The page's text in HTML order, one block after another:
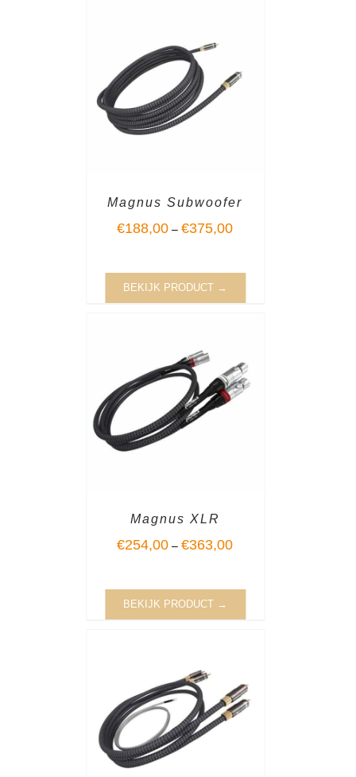
Magnus Subwoofer
€188,00 –€375,00
BEKIJK PRODUCT →
Magnus XLR
€254,00 –€363,00
BEKIJK PRODUCT →